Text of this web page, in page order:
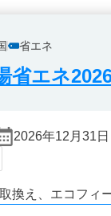
省エネ
省エネ
2026年12月31
換え、エコフィ